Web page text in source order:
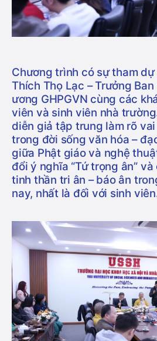
Chương trình có sự tham dự
Thích Thọ Lạc – Trưởng
ương GHPGVN cùng các
viên và sinh viên nhà
diễn giả tập trung làm rõ
trong đời sống văn hóa –
giữa Phật giáo và nghệ
đổi ý nghĩa “Tứ trọng ân”
tinh thần tri ân – báo ân
nay, nhất là đối với sinh